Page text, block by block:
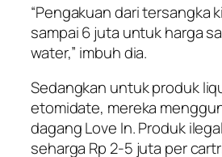
“Pengakuan dari tersangka
sampai 6 juta untuk harga
water,” imbuh dia.
Sedangkan untuk produk
etomidate, mereka
dagang Love In. Produk
seharga Rp 2-5 juta per